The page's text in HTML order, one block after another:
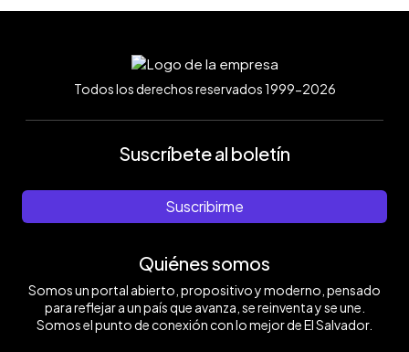
Todos los derechos reservados 1999-2026
Suscríbete al boletín
Suscribirme
Quiénes somos
Somos un portal abierto, propositivo y moderno, pensado
para reflejar a un país que avanza, se reinventa y se une.
Somos el punto de conexión con lo mejor de El Salvador.